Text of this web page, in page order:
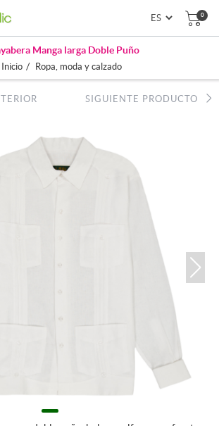
0
Manga larga Doble Puño
Inicio / Ropa, moda y calzado
SIGUIENTE PRODUCTO